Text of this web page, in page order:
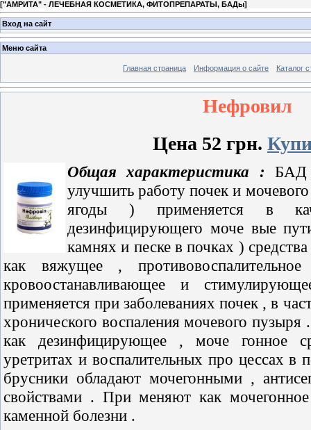
["АМРИТА" - ЛЕЧЕБНАЯ КОСМЕТИКА, ФИТОПРЕПАРАТЫ, БАДы]
Вход на сайт
Меню сайта
Главная страница Информация о сайте Каталог
Нефровил
Цена 52 грн.
Общаяхарактеристика : БАД
улуч­шить работу почек и
ягоды ) применяется в
дезинфицирующего моче­ вые
камнях и песке в почках )
как вяжущее ,
кровоостанавливающее и
применяется при заболеваниях почек , в
хронического воспаления мочевого пузыря
как дезинфицирующее , моче­ гонное
уретритах и воспалительных про­ цессах в
брусники обладают мочегонными ,
свойствами . При­ меняют как
каменной болезни .